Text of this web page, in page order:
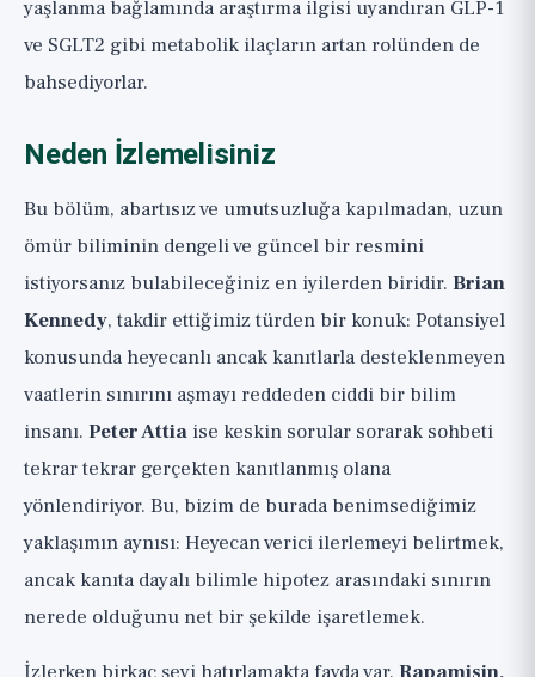
yaşlanma bağlamında araştırma ilgisi uyandıran GLP-1
ve SGLT2 gibi metabolik ilaçların artan rolünden de
bahsediyorlar.
Neden İzlemelisiniz
Bu bölüm, abartısız ve umutsuzluğa kapılmadan, uzun
ömür biliminin dengeli ve güncel bir resmini
istiyorsanız bulabileceğiniz en iyilerden biridir. Brian
Kennedy, takdir ettiğimiz türden bir konuk: Potansiyel
konusunda heyecanlı ancak kanıtlarla desteklenmeyen
vaatlerin sınırını aşmayı reddeden ciddi bir bilim
insanı. Peter Attia ise keskin sorular sorarak sohbeti
tekrar tekrar gerçekten kanıtlanmış olana
yönlendiriyor. Bu, bizim de burada benimsediğimiz
yaklaşımın aynısı: Heyecan verici ilerlemeyi belirtmek,
ancak kanıta dayalı bilimle hipotez arasındaki sınırın
nerede olduğunu net bir şekilde işaretlemek.
İzlerken birkaç şeyi hatırlamakta fayda var. Rapamisin,